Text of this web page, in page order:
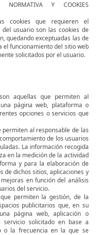
NORMATIVA Y COOKIES
cookies que requieren el
usuario son las cookies de
quedando exceptuadas las de
el funcionamiento del sitio web
solicitados por el usuario.
aquellas que permiten al
página web, plataforma o
opciones o servicios que
permiten al responsable de las
de los usuarios
La información recogida
en la medición de la actividad
y para la elaboración de
de dichos sitios, aplicaciones y
en función del análisis
del servicio.
permiten la gestión, de la
publicitarios que, en su
página web, aplicación o
solicitado en base a
o la frecuencia en la que se